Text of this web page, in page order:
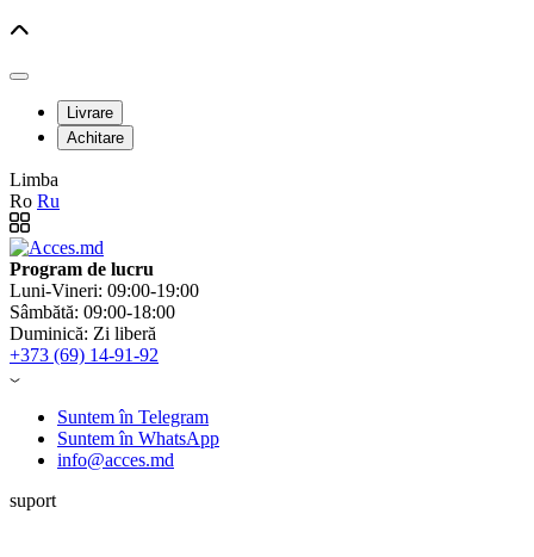
Livrare
Achitare
Limba
Ro Ru
Program de lucru
Luni-Vineri: 09:00-19:00
Sâmbătă: 09:00-18:00
Duminică: Zi liberă
+373 (69) 14-91-92
Suntem în Telegram
Suntem în WhatsApp
info@acces.md
suport